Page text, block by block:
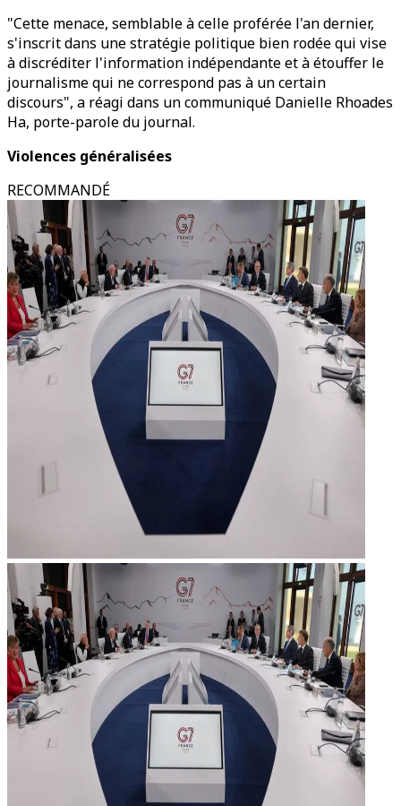
"Cette menace, semblable à celle proférée l'an dernier,
s'inscrit dans une stratégie politique bien rodée qui vise
à discréditer l'information indépendante et à étouffer le
journalisme qui ne correspond pas à un certain
discours", a réagi dans un communiqué Danielle Rhoades
Ha, porte-parole du journal.
Violences généralisées
RECOMMANDÉ